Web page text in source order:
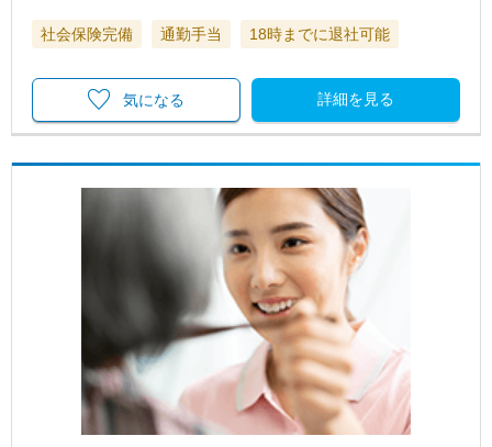
社会保険完備 通勤手当 18時までに退社可能
詳細を見る
気になる